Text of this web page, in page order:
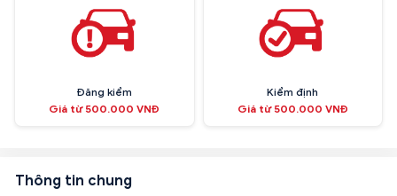
Đăng kiểm
Giá từ 500.000 VNĐ
Kiểm định
Giá từ 500.000 VNĐ
Thông tin chung